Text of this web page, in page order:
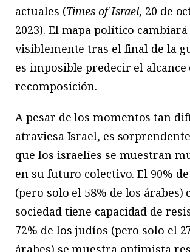
actuales (Times of Israel, 20 de
2023). El mapa político cambiará
visiblemente tras el final de la
es imposible predecir el alcance
recomposición.
A pesar de los momentos tan
atraviesa Israel, es
que los israelíes se muestran
en su futuro colectivo. El 90%
(pero solo el 58% de los árabes)
sociedad tiene capacidad de
72% de los judíos (pero solo el
árabes) se muestra optimista